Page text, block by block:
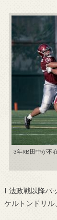
3年RB田中が不
l 法政戦以降パ
ケルトンドリル